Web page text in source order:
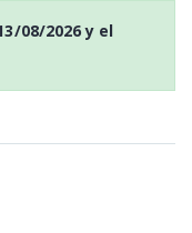
08/2026y el